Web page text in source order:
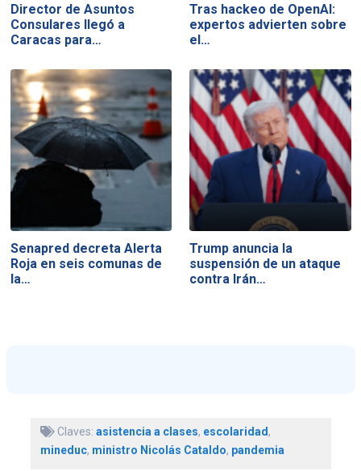
Director de Asuntos
Consulares llegó a
Caracas para…
Tras hackeo de OpenAI:
expertos advierten sobre
el…
Senapred decreta Alerta
Roja en seis comunas de
la…
Trump anuncia la
suspensión de un ataque
contra Irán…
Claves: asistencia a clases, escolaridad,
mineduc, ministro Nicolás Cataldo, pandemia